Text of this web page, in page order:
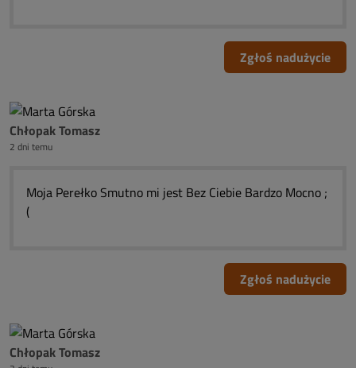
Zgłoś nadużycie
Chłopak Tomasz
2 dni temu
Moja Perełko Smutno mi jest Bez Ciebie Bardzo Mocno ;
(
Zgłoś nadużycie
Chłopak Tomasz